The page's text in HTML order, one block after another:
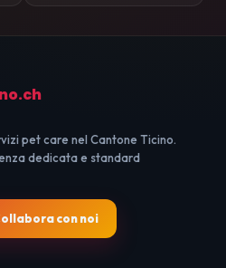
pet care nel Cantone Ticino.
dedicata e standard
con noi